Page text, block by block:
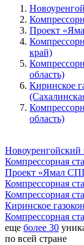
Проект
край)
область)
Киринское
область)
Новоуренгойский
Компрессорная
Проект «Ямал
Компрессорная
Компрессорная
Киринское
Компрессорная
еще более 30
по всей стране